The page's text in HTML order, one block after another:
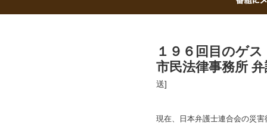
１９６回目のゲ
市民法律事務所
送]
現在、日本弁護士連合会の災